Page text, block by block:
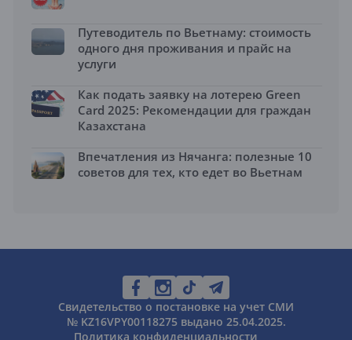
Путеводитель по Вьетнаму: стоимость
одного дня проживания и прайс на
услуги
Как подать заявку на лотерею Green
Card 2025: Рекомендации для граждан
Казахстана
Впечатления из Нячанга: полезные 10
советов для тех, кто едет во Вьетнам
Свидетельство о постановке на учет СМИ
№ KZ16VPY00118275 выдано 25.04.2025.
Политика конфиденциальности